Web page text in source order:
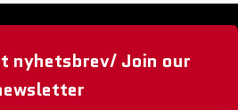
nyhetsbrev/ Join our